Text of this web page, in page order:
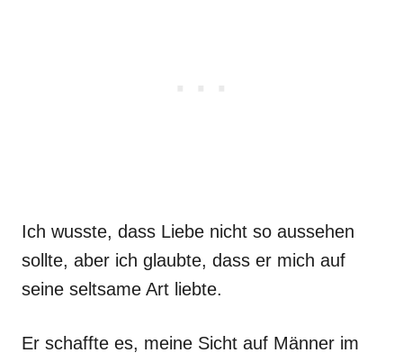
Ich wusste, dass Liebe nicht so aussehen
sollte, aber ich glaubte, dass er mich auf
seine seltsame Art liebte.
Er schaffte es, meine Sicht auf Männer im